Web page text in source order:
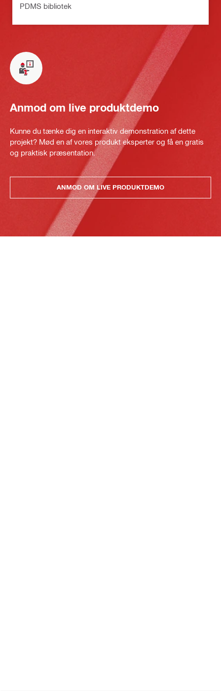
PDMS bibliotek
Anmod om live produktdemo
Kunne du tænke dig en interaktiv demonstration af dette
projekt? Mød en af vores produkt eksperter og få en gratis
og praktisk præsentation.
ANMOD OM LIVE PRODUKTDEMO